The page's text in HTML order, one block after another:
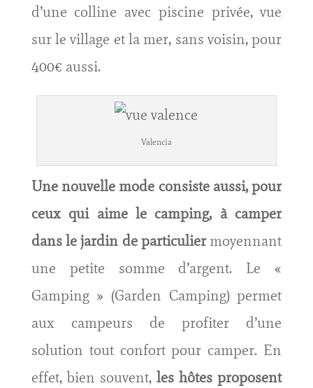
d’une colline avec piscine privée, vue
sur le village et la mer, sans voisin, pour
400€ aussi.
Valencia
Une nouvelle mode consiste aussi, pour
ceux qui aime le camping, à camper
dans le jardin de particuliermoyennant
une petite somme d’argent. Le «
Gamping » (Garden Camping) permet
aux campeurs de profiter d’une
solution tout confort pour camper. En
effet, bien souvent,les hôtes proposent